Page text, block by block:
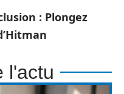
: Plongez
l'actu